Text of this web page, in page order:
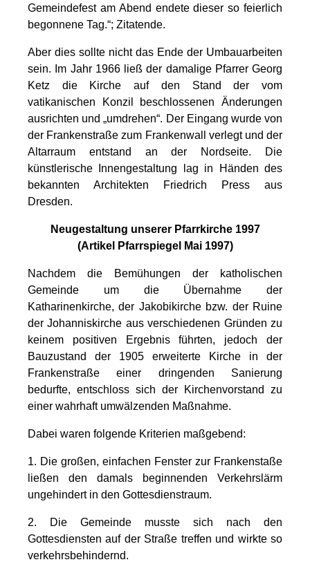
Gemeindefest am Abend endete dieser so feierlich
begonnene Tag.“; Zitatende.
Aber dies sollte nicht das Ende der Umbauarbeiten
sein. Im Jahr 1966 ließ der damalige Pfarrer Georg
Ketz die Kirche auf den Stand der vom
vatikanischen Konzil beschlossenen Änderungen
ausrichten und „umdrehen“. Der Eingang wurde von
der Frankenstraße zum Frankenwall verlegt und der
Altarraum entstand an der Nordseite. Die
künstlerische Innengestaltung lag in Händen des
bekannten Architekten Friedrich Press aus
Dresden.
Neugestaltung unserer Pfarrkirche 1997
(Artikel Pfarrspiegel Mai 1997)
Nachdem die Bemühungen der katholischen
Gemeinde um die Übernahme der
Katharinenkirche, der Jakobikirche bzw. der Ruine
der Johanniskirche aus verschiedenen Gründen zu
keinem positiven Ergebnis führten, jedoch der
Bauzustand der 1905 erweiterte Kirche in der
Frankenstraße einer dringenden Sanierung
bedurfte, entschloss sich der Kirchenvorstand zu
einer wahrhaft umwälzenden Maßnahme.
Dabei waren folgende Kriterien maßgebend:
1. Die großen, einfachen Fenster zur Frankenstaße
ließen den damals beginnenden Verkehrslärm
ungehindert in den Gottesdienstraum.
2. Die Gemeinde musste sich nach den
Gottesdiensten auf der Straße treffen und wirkte so
verkehrsbehindernd.